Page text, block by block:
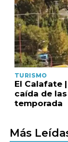
TURISMO
El Calafate
caída de
temporada
Más